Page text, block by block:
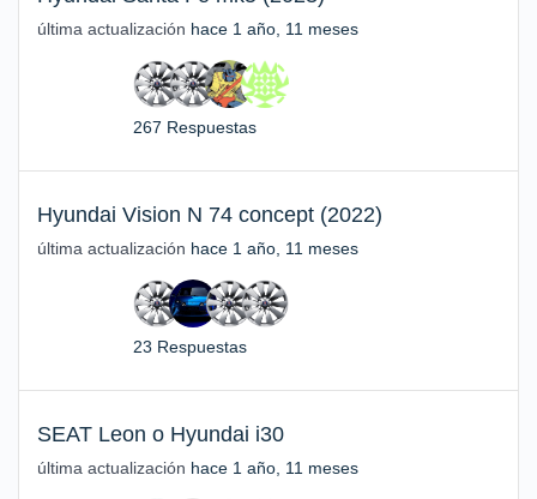
última actualización hace 1 año, 11 meses
267 Respuestas
Hyundai Vision N 74 concept (2022)
última actualización hace 1 año, 11 meses
23 Respuestas
SEAT Leon o Hyundai i30
última actualización hace 1 año, 11 meses